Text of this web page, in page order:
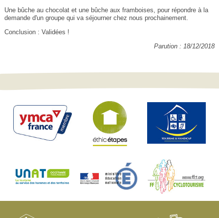
Une bûche au chocolat et une bûche aux framboises, pour répondre à la
demande d'un groupe qui va séjourner chez nous prochainement.
Conclusion : Validées !
Parution : 18/12/2018